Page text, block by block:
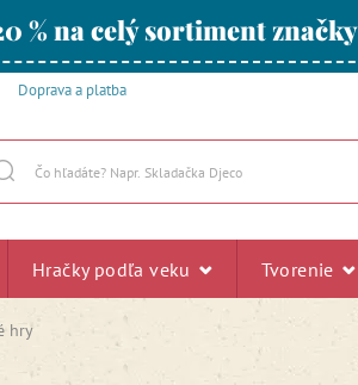
% na celý sortiment
Doprava a platba
Hračky podľa veku Tvorenie
hry